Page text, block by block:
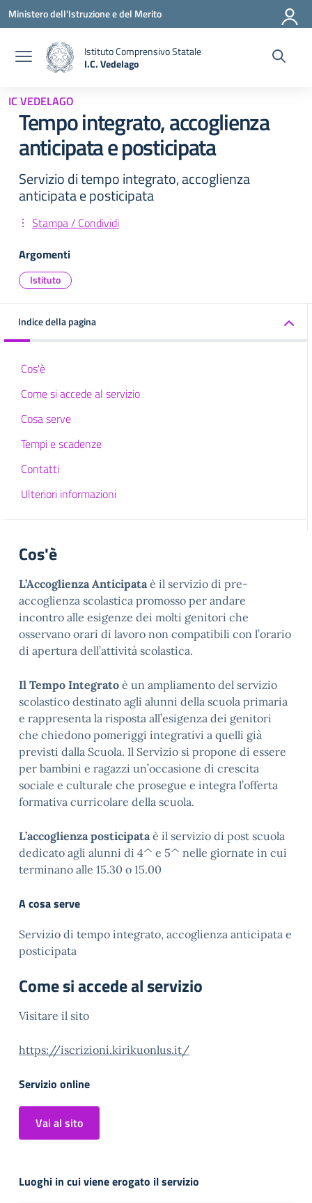
Vai ai contenuti
Vai al menu di navigazione
Vai al footer
Ministero dell'Istruzione e del Merito
Istituto Comprensivo Statale
I.C. Vedelago
— Visita la pagina iniziale della scuola
IC VEDELAGO
Tempo integrato, accoglienza
anticipata e posticipata
Servizio di tempo integrato, accoglienza
anticipata e posticipata
Stampa / Condividi
Argomenti
Istituto
Indice della pagina
Cos'è
Come si accede al servizio
Cosa serve
Tempi e scadenze
Contatti
Ulteriori informazioni
Cos'è
L’Accoglienza Anticipataè il servizio di pre-
accoglienza scolastica promosso per andare
incontro alle esigenze dei molti genitori che
osservano orari di lavoro non compatibili con l’orario
di apertura dell’attività scolastica.
Il Tempo Integrato è un ampliamento del servizio
scolastico destinato agli alunni della scuola primaria
e rappresenta la risposta all’esigenza dei genitori
che chiedono pomeriggi integrativi a quelli già
previsti dalla Scuola. Il Servizio si propone di essere
per bambini e ragazzi un’occasione di crescita
sociale e culturale che prosegue e integra l’offerta
formativa curricolare della scuola.
L’accoglienza posticipataè il servizio di post scuola
dedicato agli alunni di 4^ e 5^ nelle giornate in cui
terminano alle 15.30 o 15.00
A cosa serve
Servizio di tempo integrato, accoglienza anticipata e
posticipata
Come si accede al servizio
Visitare il sito
https://iscrizioni.kirikuonlus.it/
Servizio online
Vai al sito
Luoghi in cui viene erogato il servizio